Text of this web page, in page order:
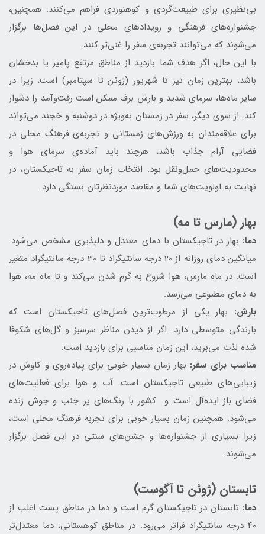
بی‌نظیری برای طبیعت‌گردی و کوهنوردی فراهم می‌کنند. همچنین،
جشنواره‌های فرهنگی و رویدادهای محلی در این فصل‌ها برگزار
می‌شوند که می‌توانند تجربه‌ی سفر را غنی‌تر کنند.
با این حال، اگر هدف شما بازدید از مناطق مرتفع پامیر یا بدخشان
باشد، بهترین زمان تیر تا شهریور (ژوئن تا سپتامبر) است، زیرا در
سایر ماه‌ها، سرمای شدید و بارش برف ممکن است رفت‌وآمد را دشوار
کند. از سوی دیگر، سفر در زمستان به‌ویژه در دوشنبه و خجند می‌تواند
برای علاقه‌مندان به ورزش‌های زمستانی و تجربه‌ی فرهنگ محلی در
فضایی آرام جذاب باشد، هرچند باید آماده‌ی سرمای هوا و
محدودیت‌های حمل‌ونقل بود. انتخاب زمان سفر به تاجیکستان، در
نهایت به اولویت‌های شما و مقاصد موردنظرتان بستگی دارد.
بهار (مارس تا مه)
دما: بهار در تاجیکستان با دمای معتدل و دلپذیری مشخص می‌شود.
میانگین دمای روزانه از 20 درجه سانتیگراد تا 30 درجه سانتیگراد متغیر
است. در ماه مارس، هوا شروع به گرم شدن می‌کند و تا ماه مه، هوا
به دمای مطبوعی می‌رسد.
بارش: بهار یکی از مرطوب‌ترین فصل‌های تاجیکستان است که
بارندگی متوسطی دارد. اگر از دیدن مناظر سرسبز و گل‌های شکوفا
شده لذت می‌برید، این زمان مناسبی برای بازدید است.
مناسب برای سفر: بهار زمان بسیار خوبی برای پیاده‌روی و کاوش در
زیبایی‌های طبیعی تاجیکستان است. آب و هوا برای فعالیت‌های
فضای باز ایده‌آل است و کشور با رنگ‌های پر جنب و جوش زنده
می‌شود. همچنین زمان بسیار خوبی برای تجربه فرهنگ محلی است،
زیرا بسیاری از جشنواره‌ها و جشن‌های سنتی در این فصل برگزار
می‌شوند.
تابستان (ژوئن تا آگوست)
دما: تابستان در تاجیکستان گرم است و دما در مناطق پست اغلب از
۴۰ درجه سانتیگراد فراتر می‌رود. در مناطق کوهستانی، دما معتدل‌تر